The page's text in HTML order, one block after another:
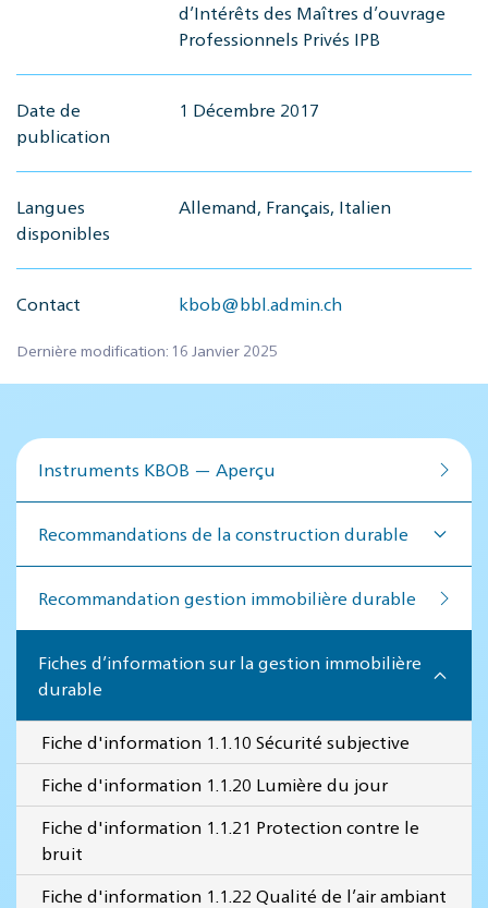
d’Intérêts des Maîtres d’ouvrage
Professionnels Privés IPB
Date de
publication
1 Décembre 2017
Langues
disponibles
Allemand, Français, Italien
Contact kbob@bbl.admin.ch
Dernière modification: 16 Janvier 2025
Instruments KBOB — Aperçu
Recommandations de la construction durable
Recommandation ges­tion im­mo­bi­lière du­rable
Fiches d’information sur la gestion immobilière
durable
Fiche d'information 1.1.10 Sécurité subjective
Fiche d'information 1.1.20 Lumière du jour
Fiche d'information 1.1.21 Protection contre le
bruit
Fiche d'information 1.1.22 Qualité de l’air ambiant